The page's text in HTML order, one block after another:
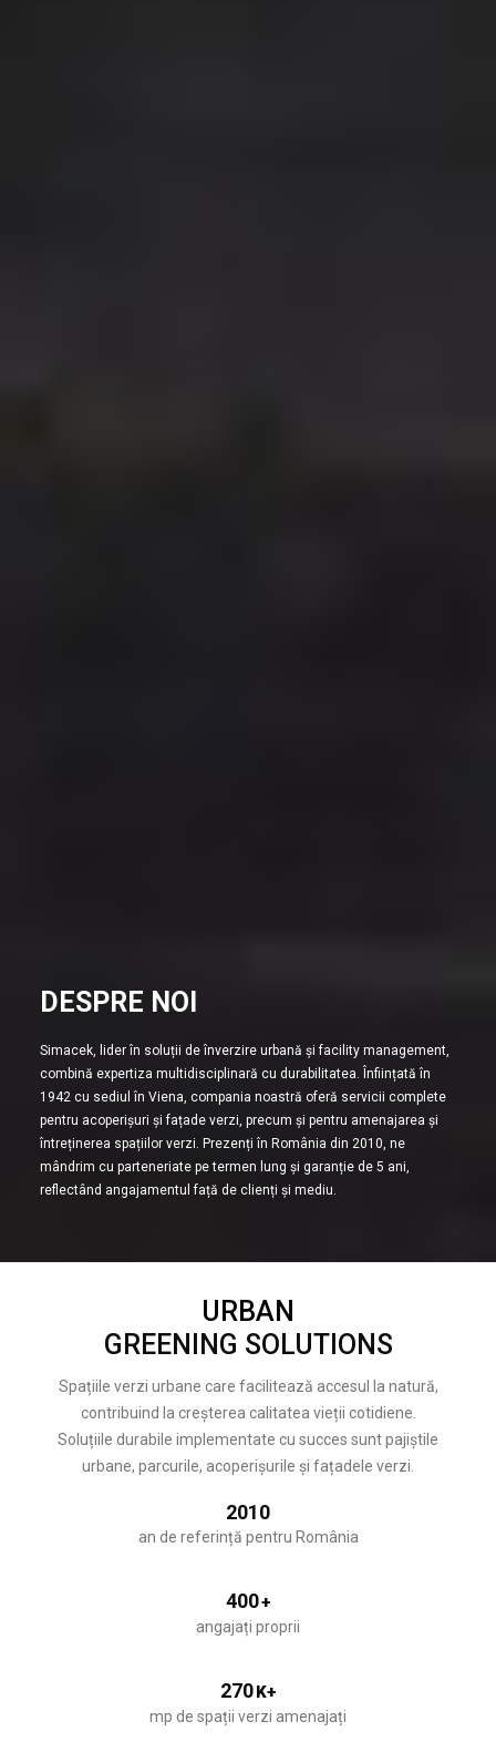
DESPRE NOI
Simacek, lider în soluții de înverzire urbană și facility management,
combină expertiza multidisciplinară cu durabilitatea. Înființată în
1942 cu sediul în Viena, compania noastră oferă servicii complete
pentru acoperișuri și fațade verzi, precum și pentru amenajarea și
întreținerea spațiilor verzi. Prezenți în România din 2010, ne
mândrim cu parteneriate pe termen lung și garanție de 5 ani,
reflectând angajamentul față de clienți și mediu.
URBAN
GREENING SOLUTIONS
Spațiile verzi urbane care facilitează accesul la natură,
contribuind la creșterea calitatea vieții cotidiene.
Soluțiile durabile implementate cu succes sunt pajiștile
urbane, parcurile, acoperișurile și fațadele verzi.
2010
an de referință pentru România
400+
angajați proprii
270K+
mp de spații verzi amenajați